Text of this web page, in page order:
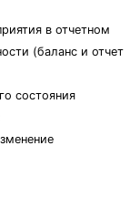
в отчетном
(баланс и отчет
состояния